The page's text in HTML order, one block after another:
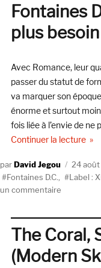
« On
ne
veut
pas
tomber
routine »
Fontaines
plus
Avec Romance, leur
passer du statut de
va marquer son
énorme et surtout
fois liée à l’envie de ne
Continuer la lecturede
AuteurDavid Jegou
Publié
le
24
Fontaines D.C.
Label :
un commentaire
« Nous
n’avons
plus
The Coral,
(Modern